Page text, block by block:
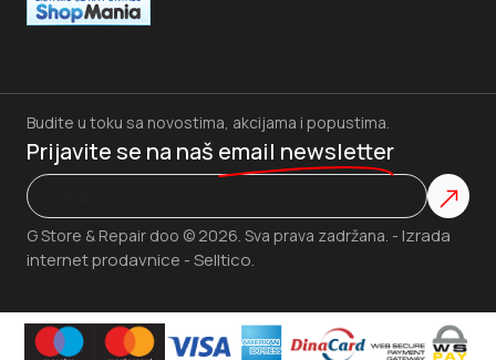
G Store & Repair doo © 2026. Sva prava zadržana. - Izrada
internet prodavnice - Selltico.
Budite u toku sa novostima, akcijama i popustima.
Prijavite se na naš email newsletter